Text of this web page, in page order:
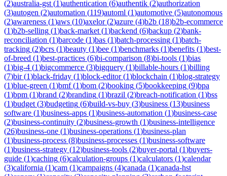
(2)australia-gst (1)authentication (6)authentik (2)authorization
(3)autogen (2)automation (119)automl (1)automotive (5)autonomous
(2)awareness (1)aws (10)axelor(2)azure (4)b2b (18)b2b-ecommerce
(1)b2b-selling (1)back-market (1)backend (6)backup (2)bank-
reconciliation (1)barcode (1)bas (1)batch-processing (1)batch-
tracking (2)bcrs (1)beauty (1)bee (1)benchmarks (1)benefits (1)best-
of-breed (1)best-practices (6)bi-comparison (8)bi-tools (1)bias
(1)big-4 (1)bigcommerce (3)bigquery (1)billable-hours (1)billing
(7)bir(1)black-friday (1)block-editor(1)blockchain (1)blog-strategy
(1)blue-green (1)bmf(1)bom (2)booking (5)bookkeeping (9)bpa
(1)bpm (1)brand (2)branding (1)brazil (2)breach-notification (1)bss
(1)budget (3)budgeting (6)build-vs-buy (3)business (13)business
software (1)business-apps (1)business-automation (1)business-case
(2)business-continuity (2)business-growth (1)business-intelligence
(26)business-one (1)business-operations (1)business-plan
(1)business-process (8)business-processes (1)business-software
(1)business-strategy (12)business-tools (2)buyer-portal (1)buyers-
guide (1)caching (6)calculation-groups (1)calculators (1)calendar
(3)california (1)cam (1)campaigns (4)canada (1)canada-hst